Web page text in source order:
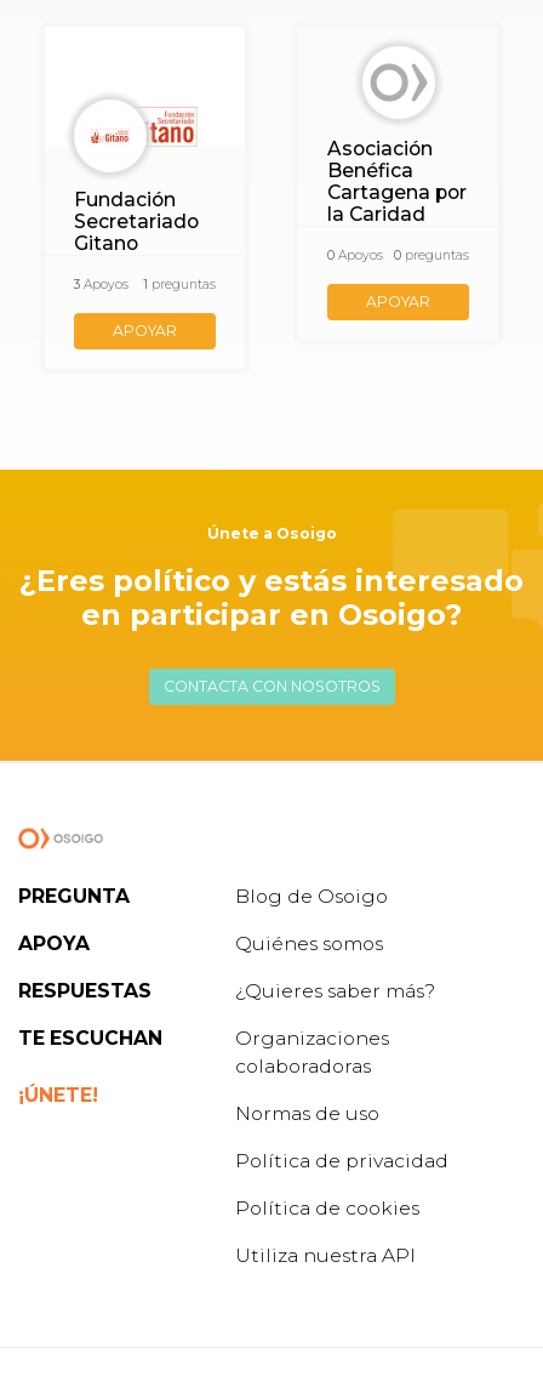
Fundación
Secretariado
Gitano
3 Apoyos 1 preguntas
APOYAR
Asociación
Benéfica
Cartagena por
la Caridad
0 Apoyos 0 preguntas
APOYAR
Únete a Osoigo
¿Eres político y estás interesado
en participar en Osoigo?
CONTACTA CON NOSOTROS
PREGUNTA
APOYA
RESPUESTAS
TE ESCUCHAN
¡ÚNETE!
Blog de Osoigo
Quiénes somos
¿Quieres saber más?
Organizaciones
colaboradoras
Normas de uso
Política de privacidad
Política de cookies
Utiliza nuestra API